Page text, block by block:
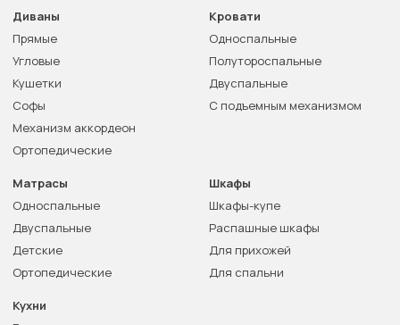
Диваны
Прямые
Угловые
Кушетки
Софы
Механизм аккордеон
Ортопедические
Кровати
Односпальные
Полутороспальные
Двуспальные
С подъемным механизмом
Матрасы
Односпальные
Двуспальные
Детские
Ортопедические
Шкафы
Шкафы-купе
Распашные шкафы
Для прихожей
Для спальни
Кухни